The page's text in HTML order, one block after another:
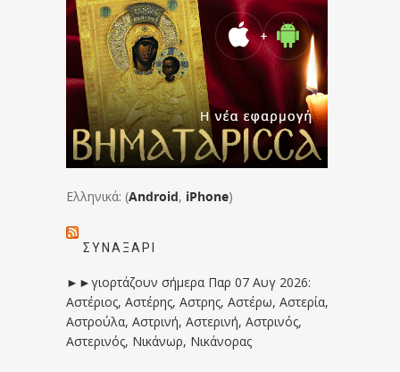
Ελληνικά: (Android, iPhone)
ΣΥΝΑΞΆΡΙ
►►γιορτάζουν σήμερα Παρ 07 Αυγ 2026:
Αστέριος, Αστέρης, Αστρης, Αστέρω, Αστερία,
Αστρούλα, Αστρινή, Αστερινή, Αστρινός,
Αστερινός, Νικάνωρ, Νικάνορας